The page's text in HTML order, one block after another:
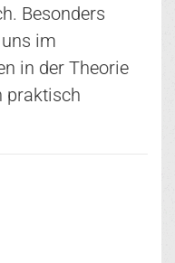
Besonders
im
in der Theorie
praktisch